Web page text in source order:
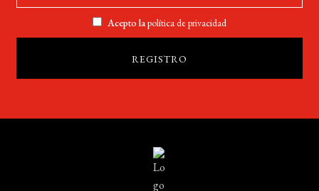
Acepto lapolítica de privacidad